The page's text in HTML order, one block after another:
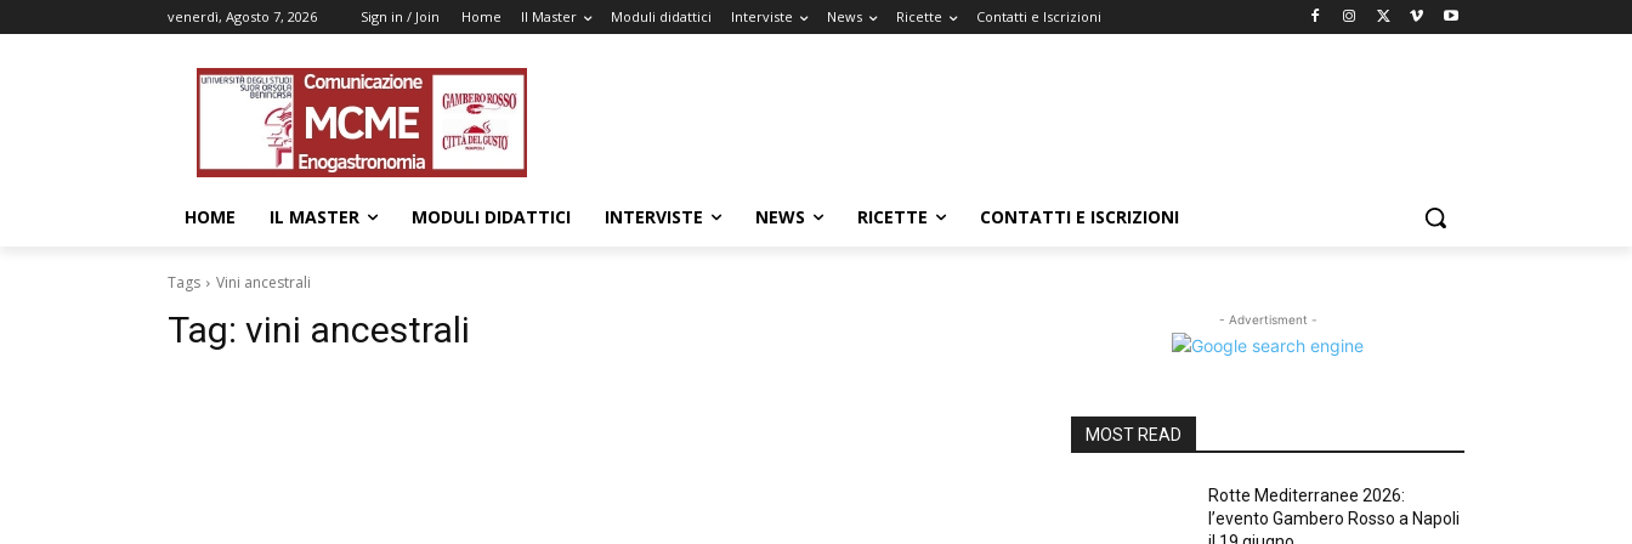
venerdì, Agosto 7, 2026 Sign in / Join Home Il Master Moduli didattici Interviste News Ricette Contatti e Iscrizioni
HOME IL MASTER MODULI DIDATTICI INTERVISTE NEWS RICETTE CONTATTI E ISCRIZIONI
Tags Vini ancestrali
Tag: vini ancestrali - Advertisment -
MOST READ
Rotte Mediterranee 2026:
l’evento Gambero Rosso a Napoli